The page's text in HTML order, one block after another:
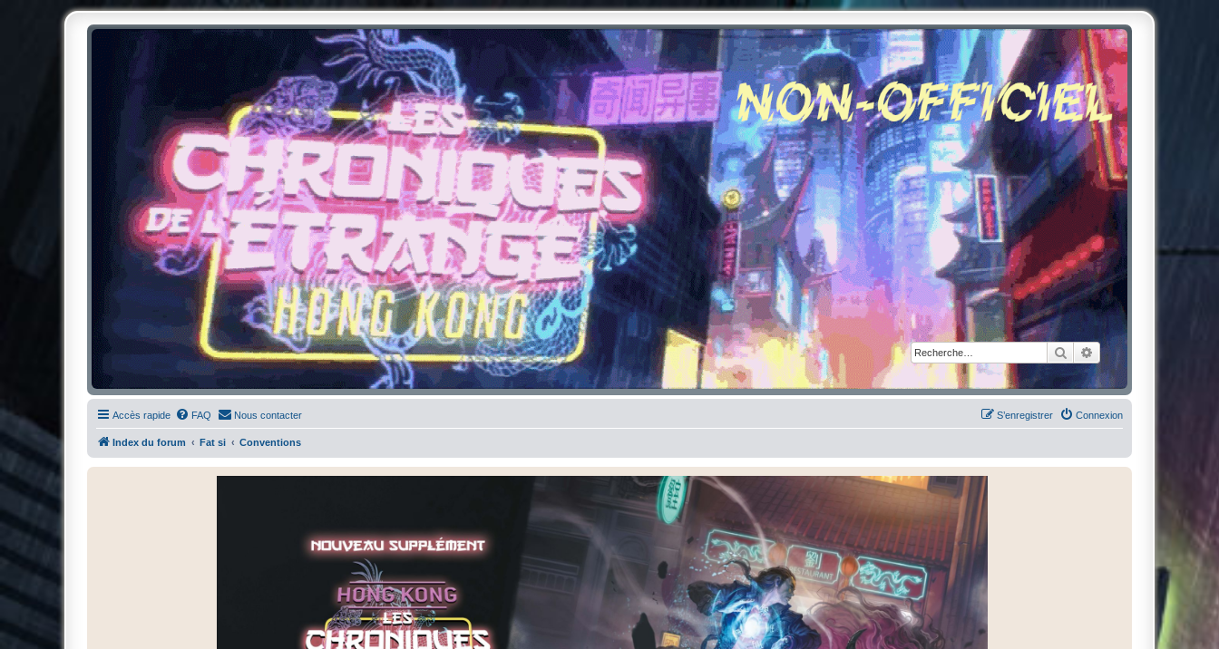
RechercherRecherche avancée
Chroniques de l'Étrange NO
Pour les amateurs des Chroniques de l'Étrange
Accès rapide FAQ Nous contacter Connexion
S’enregistrer
Index du forum Fat si Conventions